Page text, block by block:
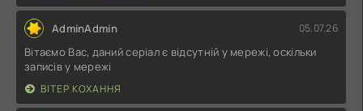
AdminAdmin 05.07.26
Вітаємо Вас, даний серіал є відсутній у мережі, оскільки
записів у мережі
ВІТЕР КОХАННЯ